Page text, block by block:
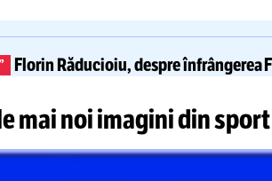
Florin Răducioiu, despre înfrângerea
mai noi imagini din sport